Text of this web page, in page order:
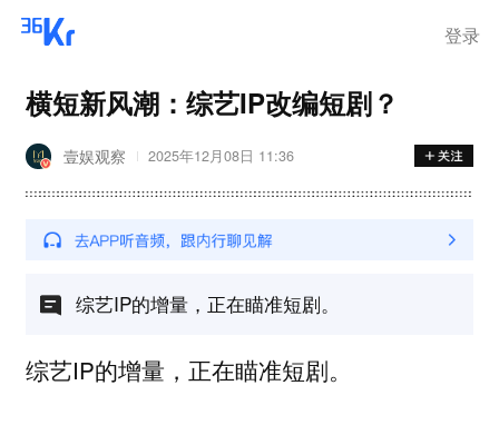
登录
横短新风潮：综艺IP改编短剧？
壹娱观察 2025年12月08日 11:36
综艺IP的增量，正在瞄准短剧。
综艺IP的增量，正在瞄准短剧。